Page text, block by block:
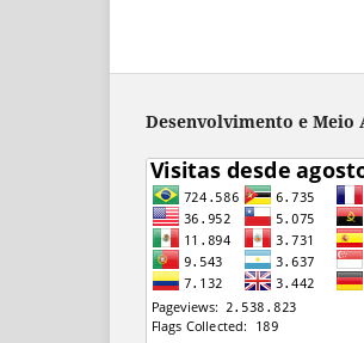
Desenvolvimento e Meio